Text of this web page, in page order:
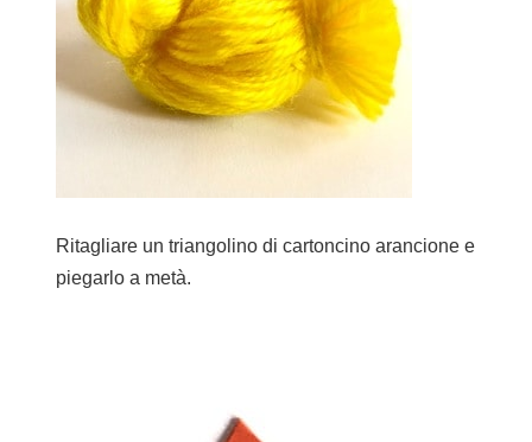
Ritagliare un triangolino di cartoncino arancione e
piegarlo a metà.